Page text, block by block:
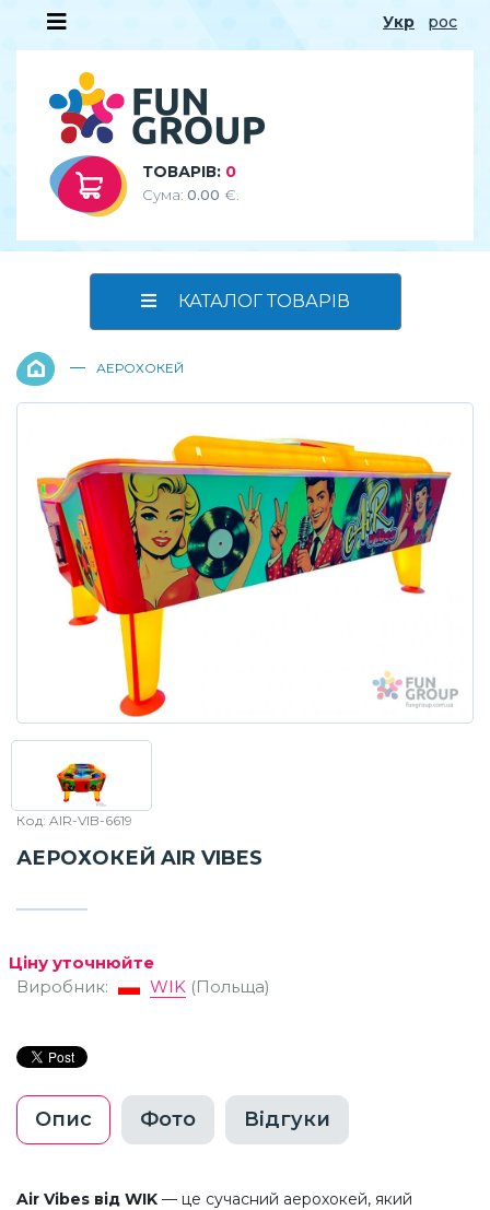
Укр рос
ТОВАРІВ: 0
Сума: 0.00 €.
КАТАЛОГ ТОВАРІВ
— АЕРОХОКЕЙ
Код: AIR-VIB-6619
АЕРОХОКЕЙ AIR VIBES
Ціну уточнюйте
Виробник:
WIK (Польща)
Опис Фото Відгуки
Air Vibes від WIK — це сучасний аерохокей, який